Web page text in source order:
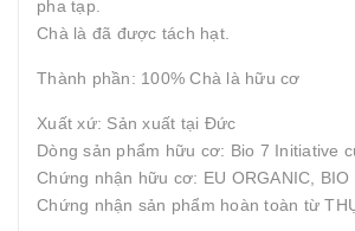
pha tạp.
Chà là đã được tách hạt.
Thành phần: 100% Chà là hữu cơ
Xuất xứ: Sản xuất tại Đức
Dòng sản phẩm hữu cơ: Bio 7 Initiative
Chứng nhận hữu cơ: EU ORGANIC, BIO
Chứng nhận sản phẩm hoàn toàn từ